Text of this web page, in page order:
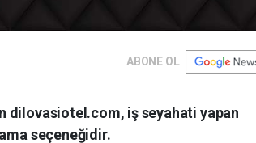
ABONE OL
dilovasiotel.com, iş seyahati yapan
seçeneğidir.